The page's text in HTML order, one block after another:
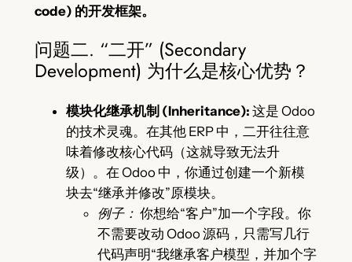
code) 的开发框架。
问题二. “二开” (Secondary
Development) 为什么是核心优势？
模块化继承机制 (Inheritance): 这是 Odoo
的技术灵魂。在其他 ERP 中，二开往往意
味着修改核心代码（这就导致无法升
级）。在 Odoo 中，你通过创建一个新模
块去“继承并修改”原模块。
例子： 你想给“客户”加一个字段。你
不需要改动 Odoo 源码，只需写几行
代码声明“我继承客户模型，并加个字